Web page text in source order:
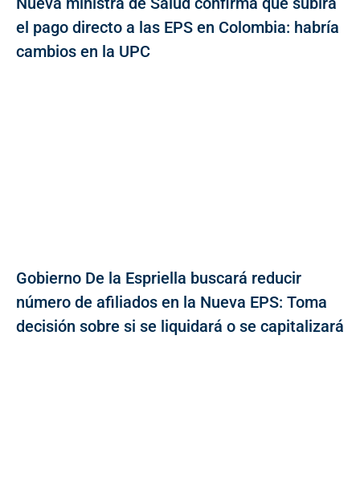
el pago directo a las EPS en Colombia: habría
cambios en la UPC
Gobierno De la Espriella buscará reducir
número de afiliados en la Nueva EPS: Toma
decisión sobre si se liquidará o se capitalizará